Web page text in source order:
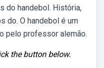
do handebol. História,
do. O handebol é um
pelo professor alemão.
the button below.